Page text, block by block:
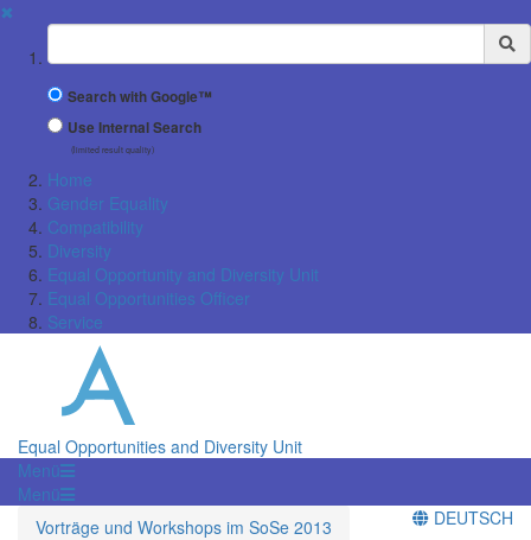
✖
Suchbegriff
Search with Google™
Use Internal Search
(limited result quality)
Home
Gender Equality
Compatibility
Diversity
Equal Opportunity and Diversity Unit
Equal Opportunities Officer
Service
Equal Opportunities and Diversity Unit
Menü
Menü
Vorträge und Workshops im SoSe 2013
DEUTSCH